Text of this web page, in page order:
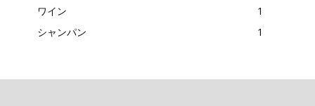
ワイン
1
シャンパン
1